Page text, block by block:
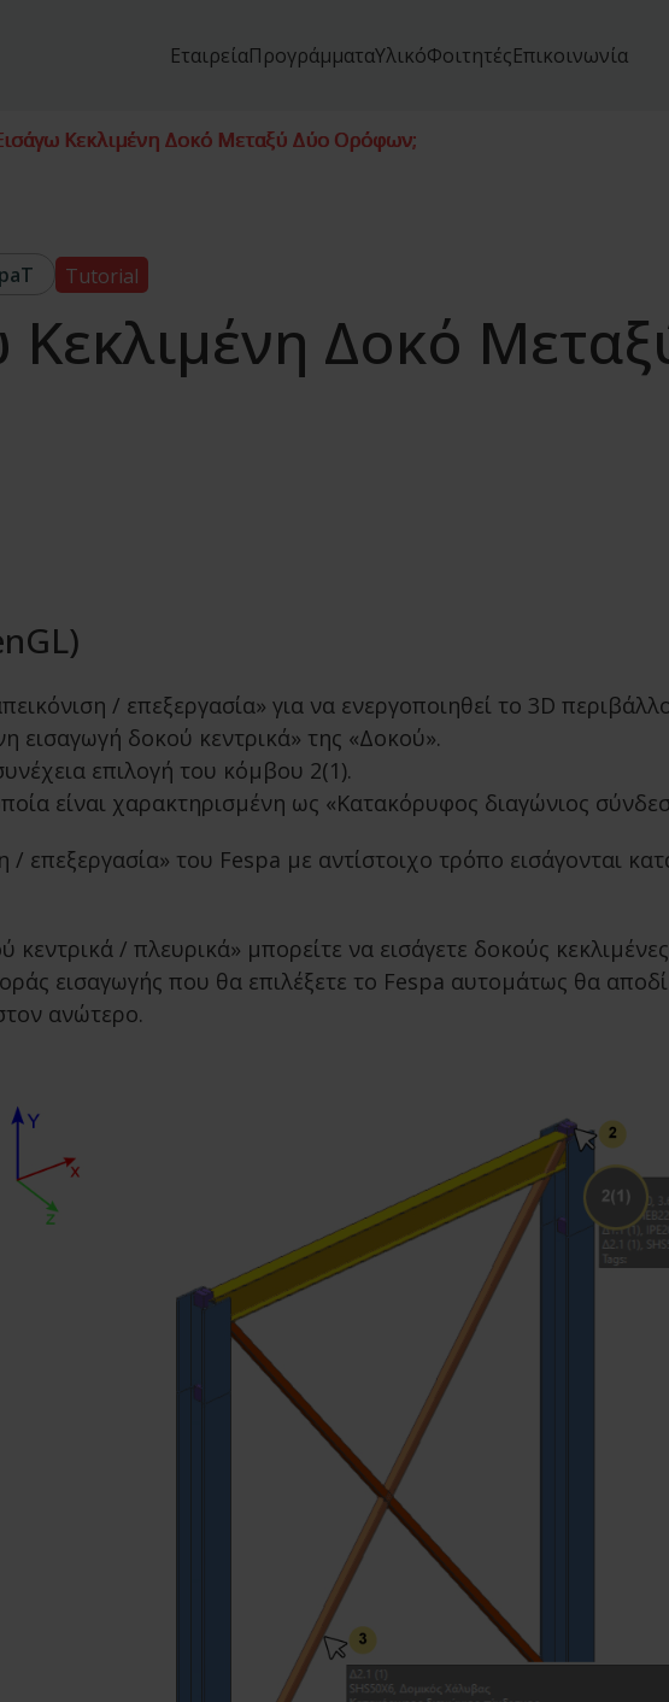
ΕταιρείαΠρογράμματαΥλικόΦοιτητέςΕπικοινωνία
Κεκλιμένη Δοκό Μεταξύ Δύο Ορόφων;
Tutorial
Δοκό
/ επεξεργασία» για να ενεργοποιηθεί το 3D
εισαγωγή δοκού κεντρικά» της «Δοκού».
επιλογή του κόμβου 2(1).
είναι χαρακτηρισμένη ως «Κατακόρυφος διαγώνιος
/ επεξεργασία» του Fespa με αντίστοιχο τρόπο εισάγονται
/ πλευρικά» μπορείτε να εισάγετε δοκούς
εισαγωγής που θα επιλέξετε το Fespa αυτομάτως θα
ανώτερο.